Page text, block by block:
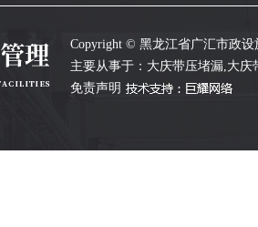
Copyright © 黑龙江省广汇市政
主要从事于： 大庆带压堵漏,大庆
免责声明